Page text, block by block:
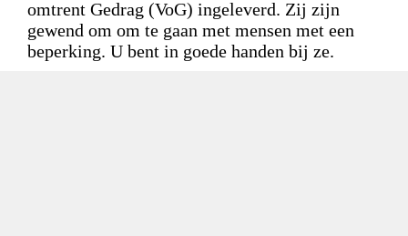
omtrent Gedrag (VoG) ingeleverd. Zij zijn
gewend om om te gaan met mensen met een
beperking. U bent in goede handen bij ze.